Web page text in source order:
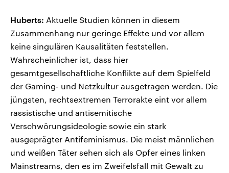
Huberts: Aktuelle Studien können in diesem
Zusammenhang nur geringe Effekte und vor allem
keine singulären Kausalitäten feststellen.
Wahrscheinlicher ist, dass hier
gesamtgesellschaftliche Konflikte auf dem Spielfeld
der Gaming- und Netzkultur ausgetragen werden. Die
jüngsten, rechtsextremen Terrorakte eint vor allem
rassistische und antisemitische
Verschwörungsideologie sowie ein stark
ausgeprägter Antifeminismus. Die meist männlichen
und weißen Täter sehen sich als Opfer eines linken
Mainstreams, den es im Zweifelsfall mit Gewalt zu